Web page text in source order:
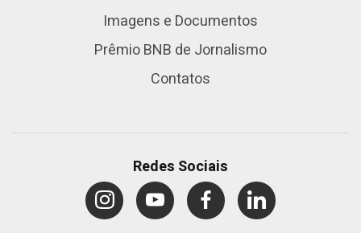
Imagens e Documentos
Prêmio BNB de Jornalismo
Contatos
Redes Sociais